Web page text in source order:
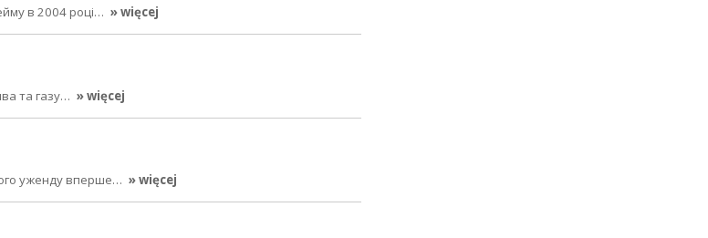
в 2004 році… » więcej
та газу… » więcej
уженду вперше… » więcej